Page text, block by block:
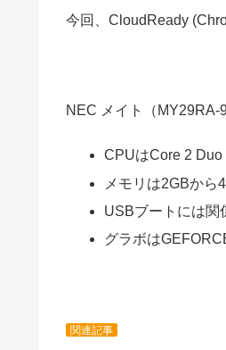
今回、CloudReady
NEC メイト（MY29RA-9
CPUはCore 2
メモリは2GBから
USBブートには関
グラボは
関連記事